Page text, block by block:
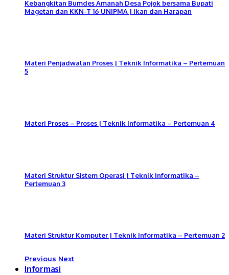
Kebangkitan Bumdes Amanah Desa Pojok bersama Bupati
Magetan dan KKN-T 16 UNIPMA | Ikan dan Harapan
Materi Penjadwalan Proses | Teknik Informatika – Pertemuan
5
Materi Proses – Proses | Teknik Informatika – Pertemuan 4
Materi Struktur Sistem Operasi | Teknik Informatika –
Pertemuan 3
Materi Struktur Komputer | Teknik Informatika – Pertemuan 2
Previous Next
Informasi